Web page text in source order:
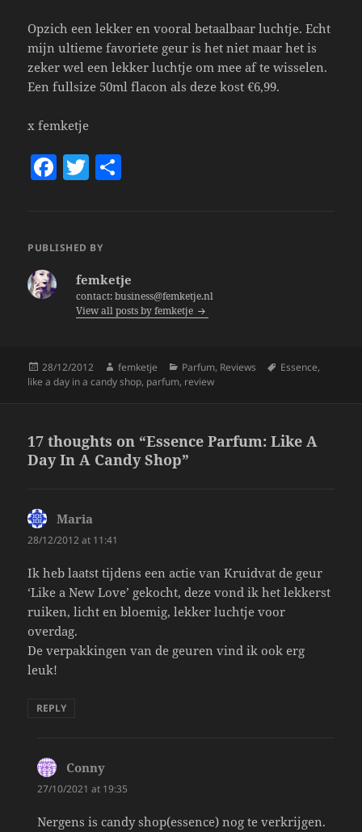
Opzich een lekker en vooral betaalbaar luchtje. Echt
mijn ultieme favoriete geur is het niet maar het is
zeker wel een lekker luchtje om mee af te wisselen.
Een fullsize 50ml flacon als deze kost €6,99.
x femketje
F
e
T
er
PUBLISHED BY
femketje
contact: business@femketje.nl
View all posts by femketje
Posted
on
28/12/2012 Author
femketje Categories
Parfum, Reviews Tags
Essence,
like a day in a candy shop, parfum, review
17 thoughts on “Essence Parfum: Like A
Day In A Candy Shop”
Maria
28/12/2012 at 11:41
Ik heb laatst tijdens een actie van Kruidvat de geur
‘Like a New Love’ gekocht, deze vond ik het lekkerst
ruiken, licht en bloemig, lekker luchtje voor
overdag.
De verpakkingen van de geuren vind ik ook erg
leuk!
REPLY
Conny
27/10/2021 at 19:35
Nergens is candy shop(essence) nog te verkrijgen.